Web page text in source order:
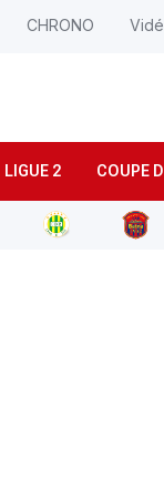
LIGUE 2 COUPE
CHRONO